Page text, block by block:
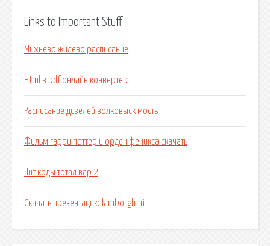
Links to Important Stuff
Михнево жилево расписание
Html в pdf онлайн конвертер
Расписание дизелей волковыск мосты
Фильм гарри поттер и орден феникса скачать
Чит коды тотал вар 2
Скачать презентацию lamborghini